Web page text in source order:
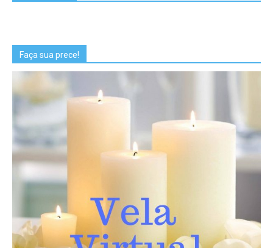
Faça sua prece!